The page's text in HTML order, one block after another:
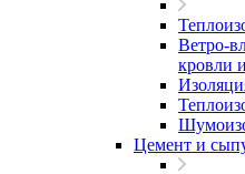
Ветро-
кровли
Цемент и